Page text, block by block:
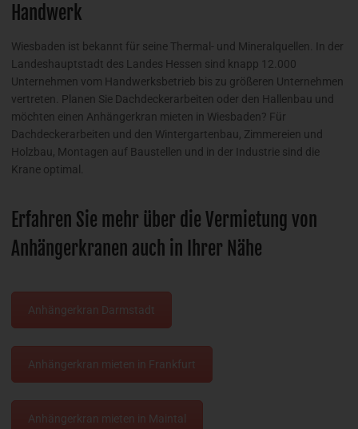
Handwerk
Wiesbaden ist bekannt für seine Thermal- und Mineralquellen. In der
Landeshauptstadt des Landes Hessen sind knapp 12.000
Unternehmen vom Handwerksbetrieb bis zu größeren Unternehmen
vertreten. Planen Sie Dachdeckerarbeiten oder den Hallenbau und
möchten einen Anhängerkran mieten in Wiesbaden? Für
Dachdeckerarbeiten und den Wintergartenbau, Zimmereien und
Holzbau, Montagen auf Baustellen und in der Industrie sind die
Krane optimal.
Erfahren Sie mehr über die Vermietung von
Anhängerkranen auch in Ihrer Nähe
Anhängerkran Darmstadt
Anhängerkran mieten in Frankfurt
Anhängerkran mieten in Maintal